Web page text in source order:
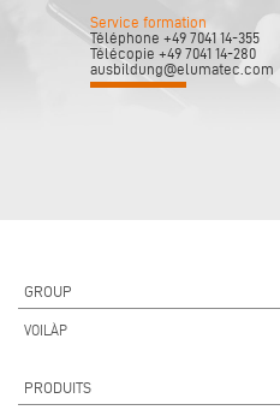
Service formation
Téléphone +49 7041 14-355
Télécopie +49 7041 14-280
ausbildung@elumatec.com
GROUP
VOILÀP
PRODUITS